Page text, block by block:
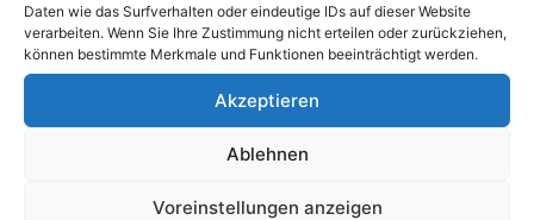
Daten wie das Surfverhalten oder eindeutige IDs auf dieser Website
verarbeiten. Wenn Sie Ihre Zustimmung nicht erteilen oder zurückziehen,
können bestimmte Merkmale und Funktionen beeinträchtigt werden.
Akzeptieren
Ablehnen
Voreinstellungen anzeigen
Von:
Filter